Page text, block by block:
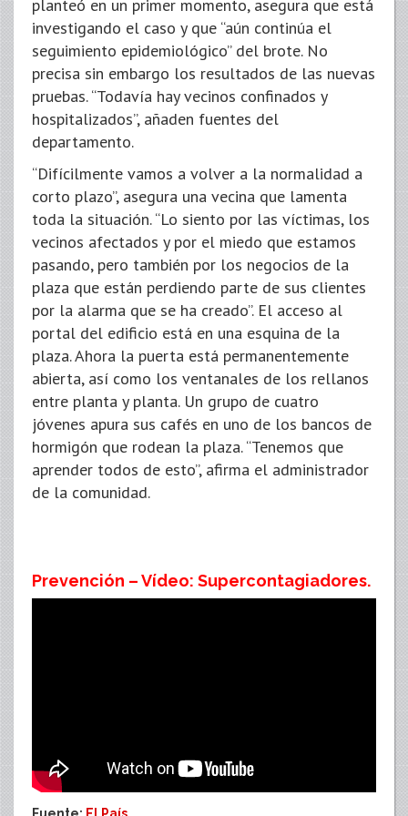
planteó en un primer momento, asegura que está
investigando el caso y que “aún continúa el
seguimiento epidemiológico” del brote. No
precisa sin embargo los resultados de las nuevas
pruebas. “Todavía hay vecinos confinados y
hospitalizados”, añaden fuentes del
departamento.
“Difícilmente vamos a volver a la normalidad a
corto plazo”, asegura una vecina que lamenta
toda la situación. “Lo siento por las víctimas, los
vecinos afectados y por el miedo que estamos
pasando, pero también por los negocios de la
plaza que están perdiendo parte de sus clientes
por la alarma que se ha creado”. El acceso al
portal del edificio está en una esquina de la
plaza. Ahora la puerta está permanentemente
abierta, así como los ventanales de los rellanos
entre planta y planta. Un grupo de cuatro
jóvenes apura sus cafés en uno de los bancos de
hormigón que rodean la plaza. “Tenemos que
aprender todos de esto”, afirma el administrador
de la comunidad.
Prevención – Vídeo: Supercontagiadores.
Fuente: El País